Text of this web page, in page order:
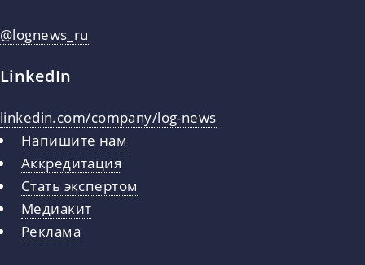
@lognews_ru
LinkedIn
linkedin.com/company/log-news
Напишите нам
Аккредитация
Стать экспертом
Медиакит
Реклама